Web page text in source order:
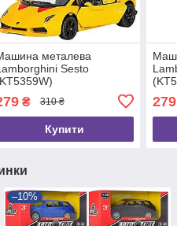
металева
Sesto
₴ 310 ₴
Купити
279
–10%